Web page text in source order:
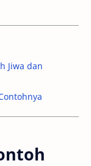
Jiwa dan